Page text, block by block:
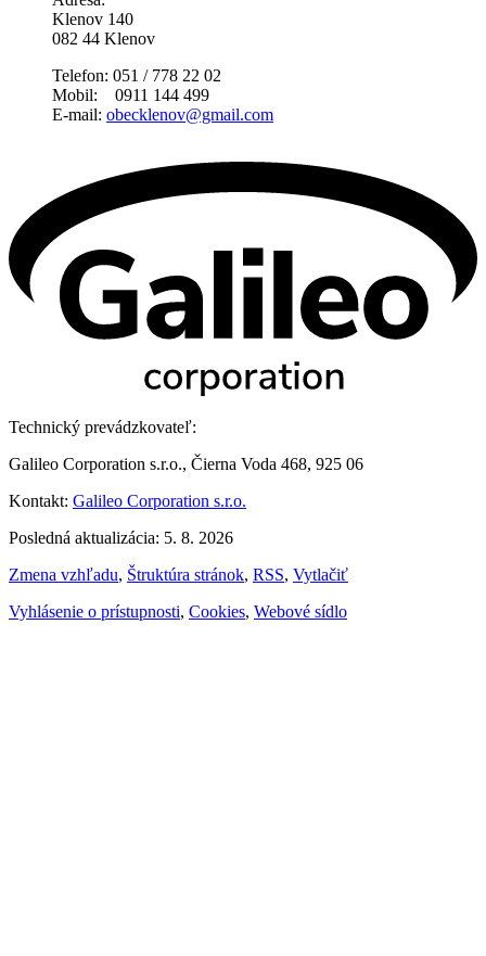
Klenov 140
082 44 Klenov
Telefon: 051 / 778 22 02
Mobil: 0911 144 499
E-mail: obecklenov@gmail.com
Technický prevádzkovateľ:
Galileo Corporation s.r.o., Čierna Voda 468, 925 06
Kontakt: Galileo Corporation s.r.o.
Posledná aktualizácia: 5. 8. 2026
Zmena vzhľadu, Štruktúra stránok, RSS, Vytlačiť
Vyhlásenie o prístupnosti, Cookies, Webové sídlo